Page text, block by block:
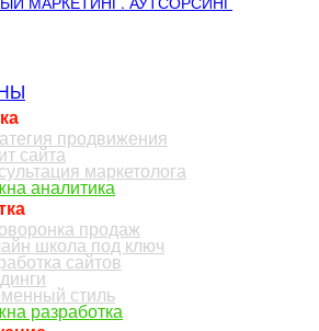
продвижения
сайта
маркетолога
аналитика
продаж
школа под ключ
сайтов
стиль
разработка